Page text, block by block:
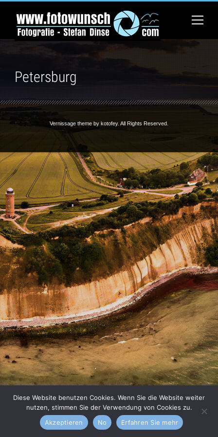
Petersburg
Vernissage theme by kotofey. All Rights Reserved.
Diese Website benutzen Cookies. Wenn Sie die Website weiter
nutzen, stimmen Sie der Verwendung von Cookies zu.
Akzeptieren
No Erfahren Sie mehr